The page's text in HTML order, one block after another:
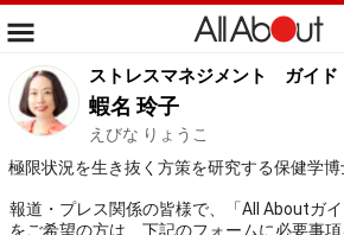
ストレスマネジメント ガイド
蝦名 玲子
えびな りょうこ
極限状況を生き抜く方策を研究する保健学博
報道・プレス関係の皆様で、「All Aboutガ
をご希望の方は、下記のフォームに必要事